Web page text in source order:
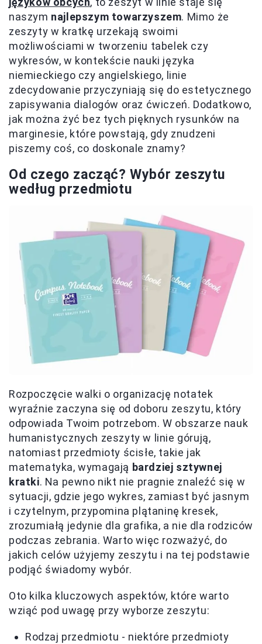
naszym najlepszym towarzyszem. Mimo że
zeszyty w kratkę urzekają swoimi
możliwościami w tworzeniu tabelek czy
wykresów, w kontekście nauki języka
niemieckiego czy angielskiego, linie
zdecydowanie przyczyniają się do estetycznego
zapisywania dialogów oraz ćwiczeń. Dodatkowo,
jak można żyć bez tych pięknych rysunków na
marginesie, które powstają, gdy znudzeni
piszemy coś, co doskonale znamy?
Od czego zacząć? Wybór zeszytu
według przedmiotu
Rozpoczęcie walki o organizację notatek
wyraźnie zaczyna się od doboru zeszytu, który
odpowiada Twoim potrzebom. W obszarze nauk
humanistycznych zeszyty w linie górują,
natomiast przedmioty ścisłe, takie jak
matematyka, wymagają bardziej sztywnej
kratki. Na pewno nikt nie pragnie znaleźć się w
sytuacji, gdzie jego wykres, zamiast być jasnym
i czytelnym, przypomina plątaninę kresek,
zrozumiałą jedynie dla grafika, a nie dla rodziców
podczas zebrania. Warto więc rozważyć, do
jakich celów użyjemy zeszytu i na tej podstawie
podjąć świadomy wybór.
Oto kilka kluczowych aspektów, które warto
wziąć pod uwagę przy wyborze zeszytu:
Rodzaj przedmiotu - niektóre przedmioty